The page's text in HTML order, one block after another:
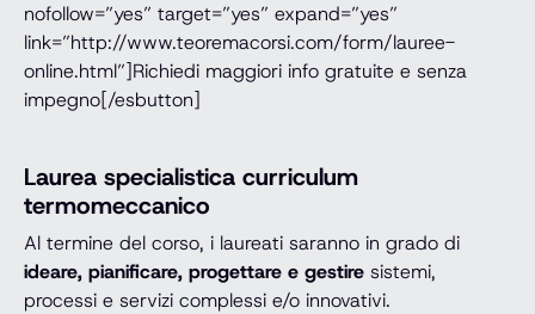
nofollow=”yes” target=”yes” expand=”yes”
link=”http://www.teoremacorsi.com/form/lauree-
online.html”]Richiedi maggiori info gratuite e senza
impegno[/esbutton]
Laurea specialistica curriculum
termomeccanico
Al termine del corso, i laureati saranno in grado di
ideare, pianificare, progettare e gestire sistemi,
processi e servizi complessi e/o innovativi.